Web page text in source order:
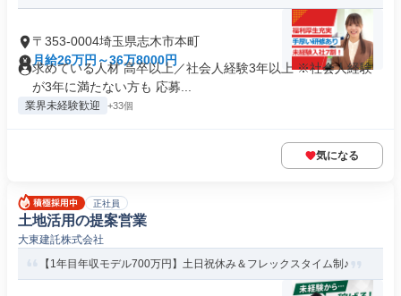
〒353-0004埼玉県志木市本町
月給26万円～36万8000円
求めている人材 高卒以上／社会人経験3年以上 ※社会人経験
が3年に満たない方も 応募...
業界未経験歓迎 +33個
気になる
正社員
土地活用の提案営業
大東建託株式会社
【1年目年収モデル700万円】土日祝休み＆フレックスタイム制♪